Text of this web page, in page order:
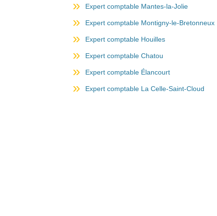
Expert comptable Mantes-la-Jolie
Expert comptable Montigny-le-Bretonneux
Expert comptable Houilles
Expert comptable Chatou
Expert comptable Élancourt
Expert comptable La Celle-Saint-Cloud